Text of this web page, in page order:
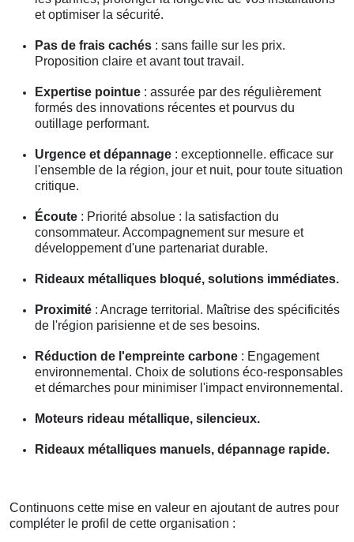
et optimiser la sécurité.
Pas de frais cachés : sans faille sur les prix.
Proposition claire et avant tout travail.
Expertise pointue : assurée par des régulièrement
formés des innovations récentes et pourvus du
outillage performant.
Urgence et dépannage : exceptionnelle. efficace sur
l'ensemble de la région, jour et nuit, pour toute situation
critique.
Écoute : Priorité absolue : la satisfaction du
consommateur. Accompagnement sur mesure et
développement d'une partenariat durable.
Rideaux métalliques bloqué, solutions immédiates.
Proximité : Ancrage territorial. Maîtrise des spécificités
de l'région parisienne et de ses besoins.
Réduction de l'empreinte carbone : Engagement
environnemental. Choix de solutions éco-responsables
et démarches pour minimiser l'impact environnemental.
Moteurs rideau métallique, silencieux.
Rideaux métalliques manuels, dépannage rapide.
Continuons cette mise en valeur en ajoutant de autres pour
compléter le profil de cette organisation :